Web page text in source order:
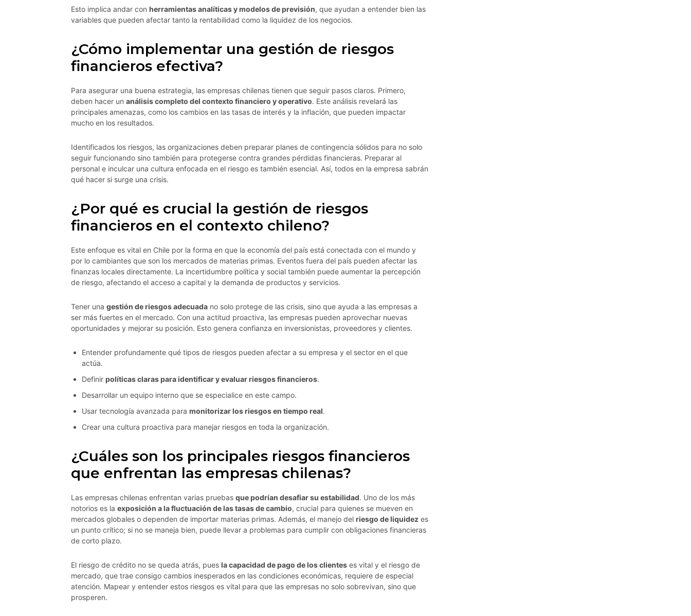
Esto implica andar con herramientas analíticas y modelos de previsión, que ayudan a entender bien las
variables que pueden afectar tanto la rentabilidad como la liquidez de los negocios.
¿Cómo implementar una gestión de riesgos
financieros efectiva?
Para asegurar una buena estrategia, las empresas chilenas tienen que seguir pasos claros. Primero,
deben hacer un análisis completo del contexto financiero y operativo. Este análisis revelará las
principales amenazas, como los cambios en las tasas de interés y la inflación, que pueden impactar
mucho en los resultados.
Identificados los riesgos, las organizaciones deben preparar planes de contingencia sólidos para no solo
seguir funcionando sino también para protegerse contra grandes pérdidas financieras. Preparar al
personal e inculcar una cultura enfocada en el riesgo es también esencial. Así, todos en la empresa sabrán
qué hacer si surge una crisis.
¿Por qué es crucial la gestión de riesgos
financieros en el contexto chileno?
Este enfoque es vital en Chile por la forma en que la economía del país está conectada con el mundo y
por lo cambiantes que son los mercados de materias primas. Eventos fuera del país pueden afectar las
finanzas locales directamente. La incertidumbre política y social también puede aumentar la percepción
de riesgo, afectando el acceso a capital y la demanda de productos y servicios.
Tener una gestión de riesgos adecuada no solo protege de las crisis, sino que ayuda a las empresas a
ser más fuertes en el mercado. Con una actitud proactiva, las empresas pueden aprovechar nuevas
oportunidades y mejorar su posición. Esto genera confianza en inversionistas, proveedores y clientes.
Entender profundamente qué tipos de riesgos pueden afectar a su empresa y el sector en el que
actúa.
Definir políticas claras para identificar y evaluar riesgos financieros.
Desarrollar un equipo interno que se especialice en este campo.
Usar tecnología avanzada para monitorizar los riesgos en tiempo real.
Crear una cultura proactiva para manejar riesgos en toda la organización.
¿Cuáles son los principales riesgos financieros
que enfrentan las empresas chilenas?
Las empresas chilenas enfrentan varias pruebas que podrían desafiar su estabilidad. Uno de los más
notorios es la exposición a la fluctuación de las tasas de cambio, crucial para quienes se mueven en
mercados globales o dependen de importar materias primas. Además, el manejo del riesgo de liquidez es
un punto crítico; si no se maneja bien, puede llevar a problemas para cumplir con obligaciones financieras
de corto plazo.
El riesgo de crédito no se queda atrás, pues la capacidad de pago de los clientes es vital y el riesgo de
mercado, que trae consigo cambios inesperados en las condiciones económicas, requiere de especial
atención. Mapear y entender estos riesgos es vital para que las empresas no solo sobrevivan, sino que
prosperen.